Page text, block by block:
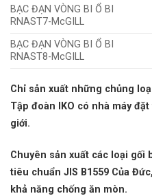
BẠC ĐẠN VÒNG BI Ổ BI
RNAST7-McGILL
BẠC ĐẠN VÒNG BI Ổ BI
RNAST8-McGILL
Chỉ sản xuất những chủng
Tập đoàn IKO có nhà máy
giới.
Chuyên sản xuất các loại gối
tiêu chuẩn JIS B1559 Của
khả năng chống ăn mòn.